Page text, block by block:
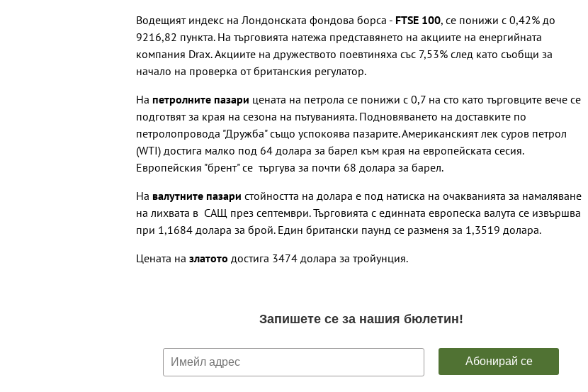
Водещият индекс на Лондонската фондова борса - FTSE 100, се понижи с 0,42% до
9216,82 пункта. На търговията натежа представянето на акциите на енергийната
компания Drax. Акциите на дружеството поевтиняха със 7,53% след като съобщи за
начало на проверка от британския регулатор.
На петролните пазари цената на петрола се понижи с 0,7 на сто като търговците вече се
подготвят за края на сезона на пътуванията. Подновяването на доставките по
петролопровода "Дружба" също успокоява пазарите. Американският лек суров петрол
(WTI) достига малко под 64 долара за барел към края на европейската сесия.
Европейския "брент" се търгува за почти 68 долара за барел.
На валутните пазари стойността на долара е под натиска на очакванията за намаляване
на лихвата в САЩ през септември. Търговията с единната европеска валута се извършва
при 1,1684 долара за брой. Един британски паунд се разменя за 1,3519 долара.
Цената на златото достига 3474 долара за тройунция.
Варна посреща един